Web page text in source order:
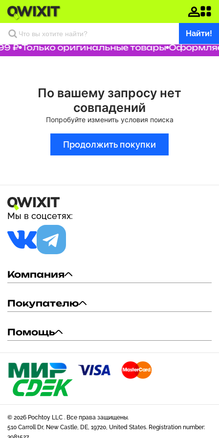
Найти!
₽ Только оригинальные товары
По вашему запросу нет
совпадений
Попробуйте изменить условия поиска
Продолжить покупки
Мы в соцсетях:
Компания
Покупателю
Помощь
© 2026 Pochtoy LLC . Все права защищены.
510 Carroll Dr, New Castle, DE, 19720, United States. Registration number: